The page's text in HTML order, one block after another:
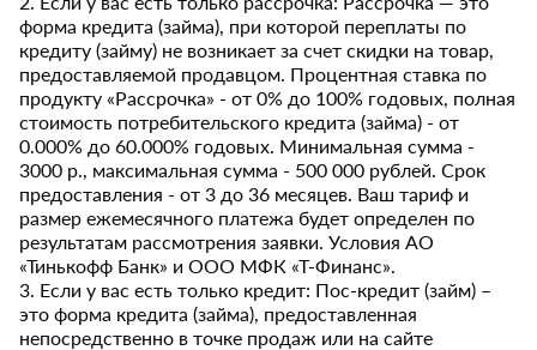
форма кредита (займа), при которой переплаты по
кредиту (займу) не возникает за счет скидки на товар,
предоставляемой продавцом. Процентная ставка по
продукту «Рассрочка» - от 0% до 100% годовых, полная
стоимость потребительского кредита (займа) - от
0.000% до 60.000% годовых. Минимальная сумма -
3000 р., максимальная сумма - 500 000 рублей. Срок
предоставления - от 3 до 36 месяцев. Ваш тариф и
размер ежемесячного платежа будет определен по
результатам рассмотрения заявки. Условия АО
«Тинькофф Банк» и ООО МФК «Т-Финанс».
3. Если у вас есть только кредит: Пос-кредит (займ) –
это форма кредита (займа), предоставленная
непосредственно в точке продаж или на сайте